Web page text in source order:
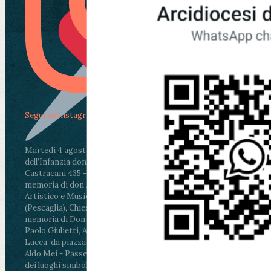
Martedì 4 agosto2026
ore 11:30 - Lucca, Scuola
dell’Infanzia don Aldo Mei - Viale Castruccio
Castracani 435 - Inaugurazione murales in
memoria di don Aldo Mei curato dal Liceo
Artistico e Musicale “Passaglia”
ore 18 - Fiano
(Pescaglia), Chiesa parrocchiale - Messa in
memoria di Don Aldo Mei celebrata da mons.
Paolo Giulietti, Arcivescovo di Lucca
ore 20.30 -
Lucca, da piazza San Michele al Cippo di don
Aldo Mei - Passeggiata della Memoria in alcuni
dei luoghi simbolo della città. Ritrovo alle ore
Segui su Instagram